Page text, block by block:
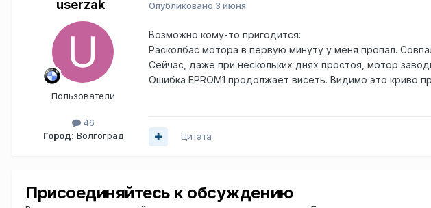
userzak
Пользователи
46
Город: Волгоград
Опубликовано 3 июня
Возможно кому-то пригодится:
Расколбас мотора в первую минуту у меня пропал.
Сейчас, даже при нескольких днях простоя, мотор
Ошибка EPROM1 продолжает висеть. Видимо это криво
Цитата
Присоединяйтесь к обсуждению